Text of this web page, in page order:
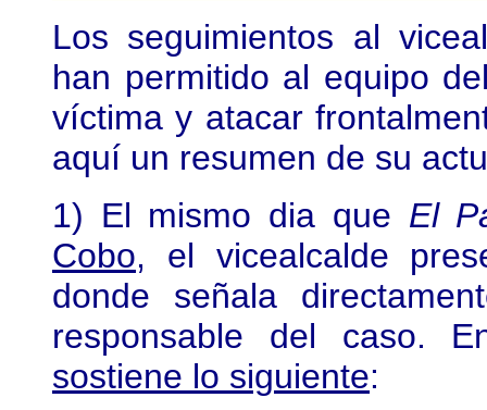
Los seguimientos al
han permitido al equipo
víctima y atacar
aquí un resumen de su
1) El mismo dia que El
Cobo, el vicealcalde
donde señala
responsable del caso.
sostiene lo siguiente: